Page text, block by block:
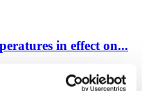
in effect on...